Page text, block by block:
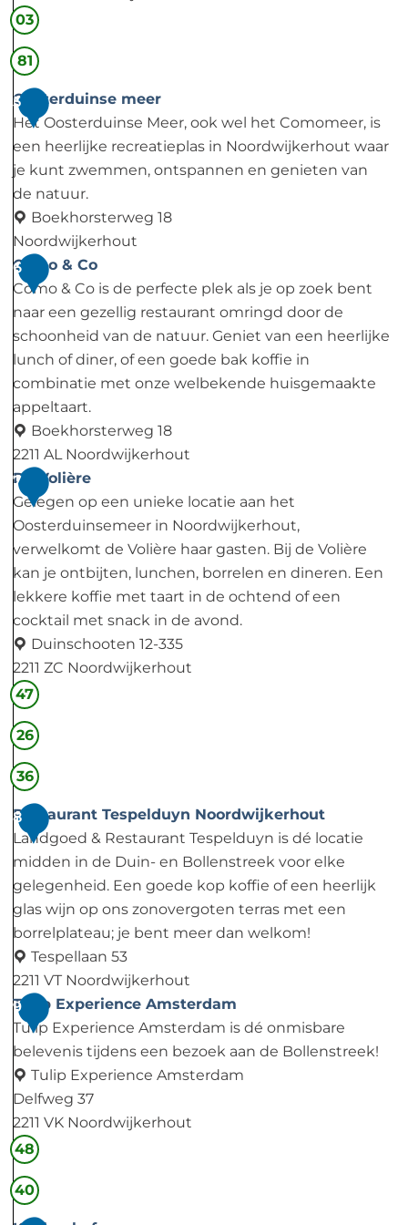
w
j
e
o
e
V
V
V
o
d
k
03
81
5
Oosterduinse meer
Het Oosterduinse Meer, ook wel het Comomeer, is
een heerlijke recreatieplas in Noordwijkerhout waar
je kunt zwemmen, ontspannen en genieten van
de natuur.
Boekhorsterweg 18
Noordwijkerhout
O
o
s
t
e
r
d
u
i
n
s
e
m
e
e
r
6
Como & Co
Como & Co is de perfecte plek als je op zoek bent
naar een gezellig restaurant omringd door de
schoonheid van de natuur. Geniet van een heerlijke
lunch of diner, of een goede bak koffie in
combinatie met onze welbekende huisgemaakte
appeltaart.
Boekhorsterweg 18
2211 AL Noordwijkerhout
C
o
m
o
&
C
o
7
De Volière
Gelegen op een unieke locatie aan het
Oosterduinsemeer in Noordwijkerhout,
verwelkomt de Volière haar gasten. Bij de Volière
kan je ontbijten, lunchen, borrelen en dineren. Een
lekkere koffie met taart in de ochtend of een
cocktail met snack in de avond.
Duinschooten 12-335
2211 ZC Noordwijkerhout
D
e
V
o
l
i
è
r
e
47
26
36
8
Restaurant Tespelduyn Noordwijkerhout
Landgoed & Restaurant Tespelduyn is dé locatie
midden in de Duin- en Bollenstreek voor elke
gelegenheid. Een goede kop koffie of een heerlijk
glas wijn op ons zonovergoten terras met een
borrelplateau; je bent meer dan welkom!
Tespellaan 53
2211 VT Noordwijkerhout
R
e
s
t
a
u
r
a
n
9
Tulip Experience Amsterdam
Tulip Experience Amsterdam is dé onmisbare
belevenis tijdens een bezoek aan de Bollenstreek!
Tulip Experience Amsterdam
Delfweg 37
2211 VK Noordwijkerhout
T
u
l
48
40